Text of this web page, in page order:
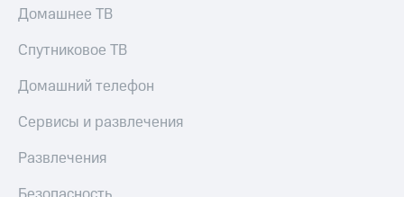
по QR-
за границей
магазин
Смартфоны
Наушники
колонки
Домашнее ТВ
Спутниковое ТВ
Домашний телефон
Сервисы и развлечения
Развлечения